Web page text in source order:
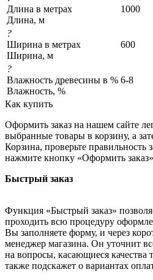
Длина в метрах
Длина, м
1000
?
Ширина в метрах
Ширина, м
600
?
Влажность древесины в %
Влажность, %
6-8
Как купить
Оформить заказ на нашем сайте
выбранные товары в корзину, а
Корзина, проверьте правильность
нажмите кнопку «Оформить
Быстрый заказ
Функция «Быстрый заказ»
проходить всю процедуру
Вы заполняете форму, и через
менеджер магазина. Он уточнит
на вопросы, касающиеся качества
также подскажет о вариантах